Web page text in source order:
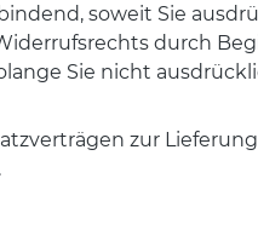
soweit Sie
durch
Sie nicht
zur